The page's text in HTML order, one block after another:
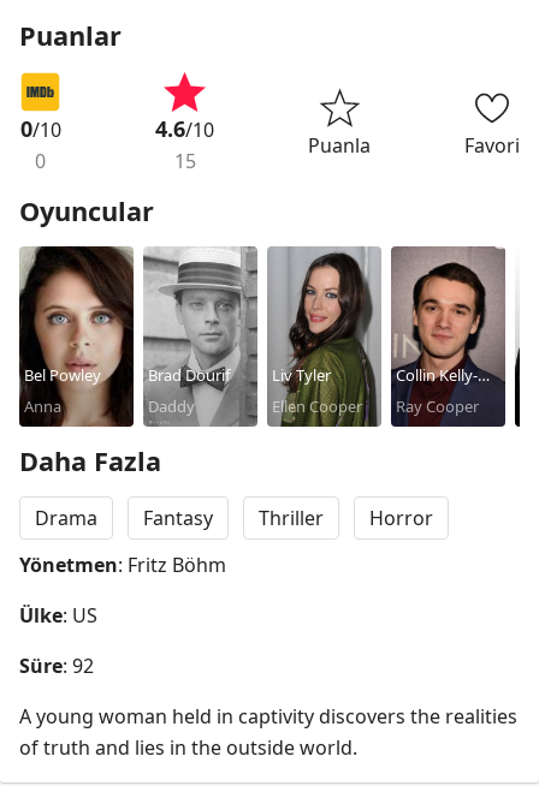
Puanlar
0/10
0
4.6/10
15
Puanla Favori
Oyuncular
Bel Powley
Anna
Brad Dourif
Daddy
Liv Tyler
Ellen Cooper
Collin Kelly-
Sordelet
Ray Cooper
Daha Fazla
Drama Fantasy Thriller
Horror
Yönetmen: Fritz Böhm
Ülke: US
Süre: 92
A young woman held in captivity discovers the realities
of truth and lies in the outside world.